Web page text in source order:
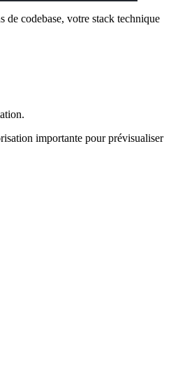
de codebase, votre stack technique
importante pour prévisualiser